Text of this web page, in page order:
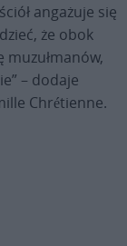
angażuje się
że obok
muzułmanów,
– dodaje
Chrétienne.